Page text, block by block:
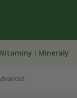
i Minerały